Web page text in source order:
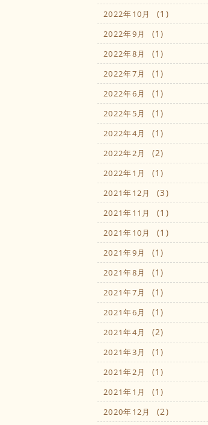
2022年10月 (1)
2022年9月 (1)
2022年8月 (1)
2022年7月 (1)
2022年6月 (1)
2022年5月 (1)
2022年4月 (1)
2022年2月 (2)
2022年1月 (1)
2021年12月 (3)
2021年11月 (1)
2021年10月 (1)
2021年9月 (1)
2021年8月 (1)
2021年7月 (1)
2021年6月 (1)
2021年4月 (2)
2021年3月 (1)
2021年2月 (1)
2021年1月 (1)
2020年12月 (2)